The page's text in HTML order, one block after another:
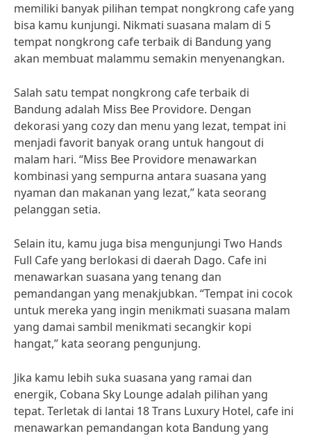
memiliki banyak pilihan tempat nongkrong cafe yang
bisa kamu kunjungi. Nikmati suasana malam di 5
tempat nongkrong cafe terbaik di Bandung yang
akan membuat malammu semakin menyenangkan.
Salah satu tempat nongkrong cafe terbaik di
Bandung adalah Miss Bee Providore. Dengan
dekorasi yang cozy dan menu yang lezat, tempat ini
menjadi favorit banyak orang untuk hangout di
malam hari. “Miss Bee Providore menawarkan
kombinasi yang sempurna antara suasana yang
nyaman dan makanan yang lezat,” kata seorang
pelanggan setia.
Selain itu, kamu juga bisa mengunjungi Two Hands
Full Cafe yang berlokasi di daerah Dago. Cafe ini
menawarkan suasana yang tenang dan
pemandangan yang menakjubkan. “Tempat ini cocok
untuk mereka yang ingin menikmati suasana malam
yang damai sambil menikmati secangkir kopi
hangat,” kata seorang pengunjung.
Jika kamu lebih suka suasana yang ramai dan
energik, Cobana Sky Lounge adalah pilihan yang
tepat. Terletak di lantai 18 Trans Luxury Hotel, cafe ini
menawarkan pemandangan kota Bandung yang